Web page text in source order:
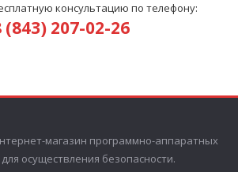
консультацию по телефону:
(843) 207-02-26
магазин программно-аппаратных
осуществления безопасности.